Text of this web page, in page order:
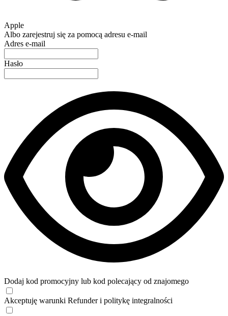
Apple
Albo zarejestruj się za pomocą adresu e-mail
Adres e-mail
Hasło
Dodaj kod promocyjny lub kod polecający od znajomego
Akceptuję warunki Refunder i politykę integralności